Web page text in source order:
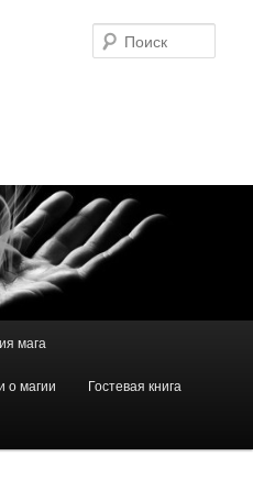
мага
о магии Гостевая книга